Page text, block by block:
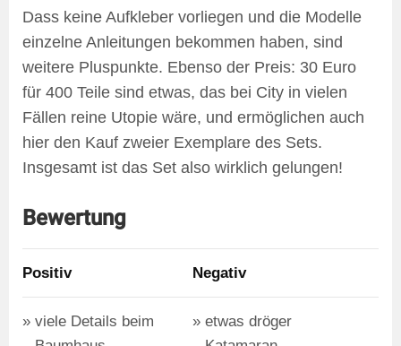
Dass keine Aufkleber vorliegen und die Modelle
einzelne Anleitungen bekommen haben, sind
weitere Pluspunkte. Ebenso der Preis: 30 Euro
für 400 Teile sind etwas, das bei City in vielen
Fällen reine Utopie wäre, und ermöglichen auch
hier den Kauf zweier Exemplare des Sets.
Insgesamt ist das Set also wirklich gelungen!
Bewertung
Positiv Negativ
viele Details beim
etwas dröger